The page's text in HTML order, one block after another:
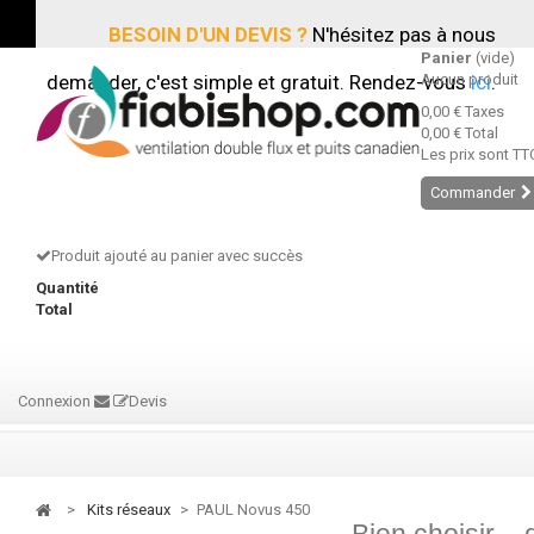
BESOIN D'UN DEVIS ?N'hésitez pas à nous
demander, c'est simple et gratuit. Rendez-vousici.
Panier (vide)
Aucun produit
0,00 € Taxes
0,00 € Total
Les prix sont
Commander
Produit ajouté au panier avec succès
Quantité
Total
Connexion Devis
> kits réseaux > PAUL Novus 450